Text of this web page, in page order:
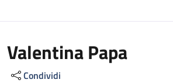
Valentina Papa
Condividi